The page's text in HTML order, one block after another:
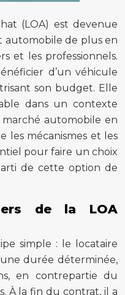
(LOA) est devenue
automobile de plus en
et les professionnels.
d’un véhicule
son budget. Elle
dans un contexte
automobile en
les mécanismes et les
pour faire un choix
de cette option de
de la LOA
simple : le locataire
durée déterminée,
en contrepartie du
À la fin du contrat, il a